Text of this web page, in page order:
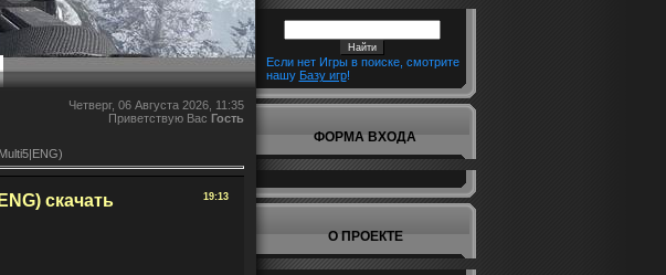
Четверг, 06 Августа 2026, 11:35
Приветствую Вас Гость
19:13
скачать
Если нет Игры в поиске, смотрите
нашу Базу игр!
ФОРМА ВХОДА
О ПРОЕКТЕ